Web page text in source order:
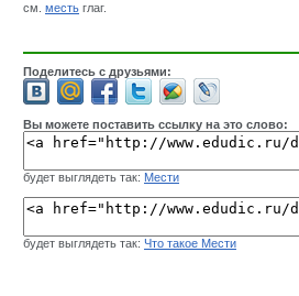
см. месть глаг.
Поделитесь с друзьями:
Вы можете поставить ссылку на это слово:
будет выглядеть так: Мести
будет выглядеть так: Что такое Мести